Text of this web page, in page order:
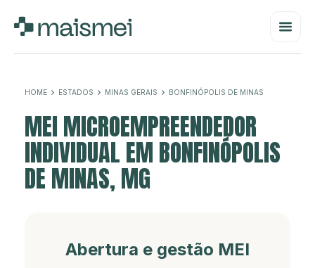
HOME ESTADOS MINAS GERAIS BONFINÓPOLIS DE MINAS
MEI MICROEMPREENDEDOR
INDIVIDUAL EM BONFINÓPOLIS
DE MINAS, MG
Abertura e gestão MEI